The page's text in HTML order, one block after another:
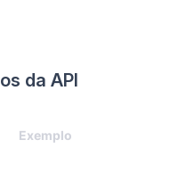
da API
Exemplo